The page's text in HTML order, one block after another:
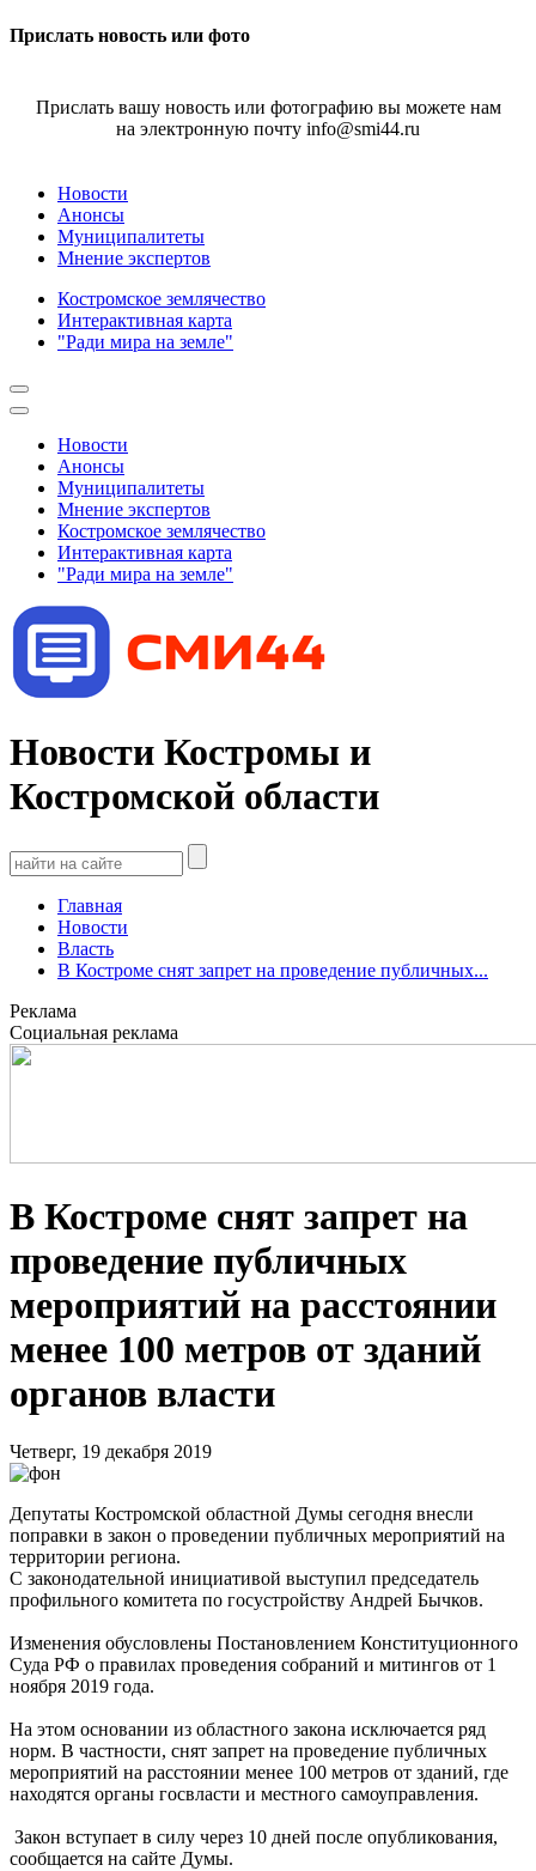
Прислать новость или фото
Прислать вашу новость или фотографию вы можете нам
на электронную почту info@smi44.ru
Новости
Анонсы
Муниципалитеты
Мнение экспертов
Костромское землячество
Интерактивная карта
"Ради мира на земле"
Новости
Анонсы
Муниципалитеты
Мнение экспертов
Костромское землячество
Интерактивная карта
"Ради мира на земле"
Новости Костромы и
Костромской области
Главная
Новости
Власть
В Костроме снят запрет на проведение публичных...
Реклама
Социальная реклама
В Костроме снят запрет на
проведение публичных
мероприятий на расстоянии
менее 100 метров от зданий
органов власти
Четверг, 19 декабря 2019
Депутаты Костромской областной Думы сегодня внесли
поправки в закон о проведении публичных мероприятий на
территории региона.
С законодательной инициативой выступил председатель
профильного комитета по госустройству Андрей Бычков.
Изменения обусловлены Постановлением Конституционного
Суда РФ о правилах проведения собраний и митингов от 1
ноября 2019 года.
На этом основании из областного закона исключается ряд
норм. В частности, снят запрет на проведение публичных
мероприятий на расстоянии менее 100 метров от зданий, где
находятся органы госвласти и местного самоуправления.
Закон вступает в силу через 10 дней после опубликования,
сообщается на сайте Думы.